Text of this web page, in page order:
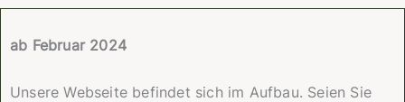
ab Februar 2024
Unsere Webseite befindet sich im Aufbau. Seien Sie